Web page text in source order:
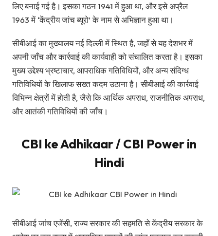
लिए बनाई गई है। इसका गठन 1941 में हुआ था, और इसे अप्रैल
1963 में ‘केंद्रीय जांच ब्यूरो’ के नाम से अभिज्ञान हुआ था।
सीबीआई का मुख्यालय नई दिल्ली में स्थित है, जहाँ से यह देशभर में
अपनी जाँच और कार्रवाई की कार्यवाही को संचालित करता है। इसका
मुख्य उद्देश्य भ्रष्टाचार, आपराधिक गतिविधियों, और अन्य संदिग्ध
गतिविधियों के खिलाफ सख्त कदम उठाना है। सीबीआई की कार्रवाई
विभिन्न क्षेत्रों में होती है, जैसे कि आर्थिक अपराध, राजनीतिक अपराध,
और आतंकी गतिविधियों की जाँच।
CBI ke Adhikaar / CBI Power in
Hindi
सीबीआई जांच एजेंसी, राज्य सरकार की सहमति से केंद्रीय सरकार के